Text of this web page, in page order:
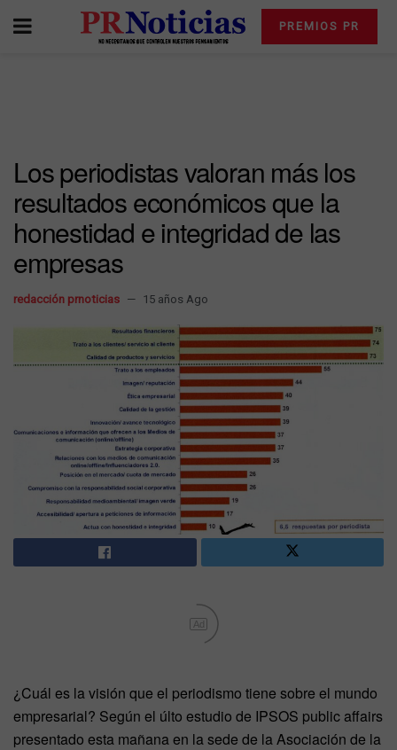
PREMIOS PR
Los periodistas valoran más los
resultados económicos que la
honestidad e integridad de las
empresas
redacción prnoticias 15 años Ago
Ad
¿Cuál es la visión que el periodismo tiene sobre el mundo
empresarial? Según el últo estudio de IPSOS public affairs
presentado esta mañana en la sede de la Asociación de la